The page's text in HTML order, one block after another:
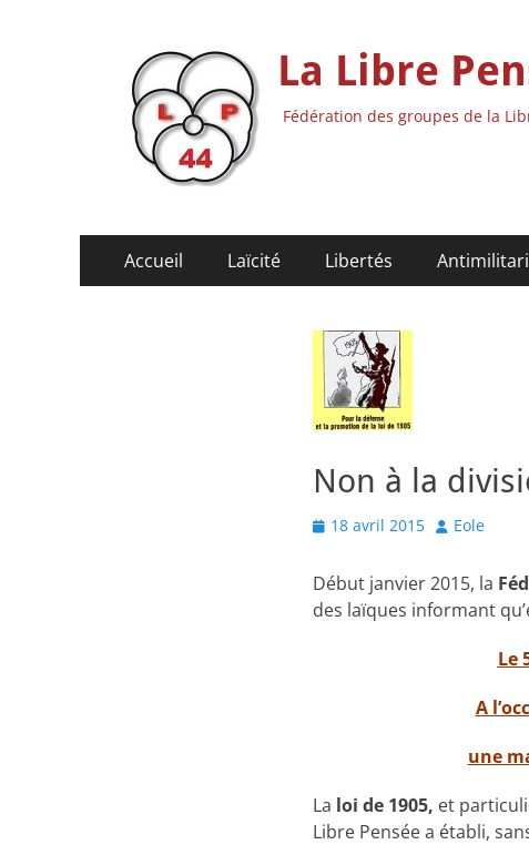
La Libre
Fédération des groupes de la
Menu
principal
Accueil Laïcité Libertés
Non à la
Posted
18 avril 2015 Author
Eole
Début janvier 2015, la
des laïques informant
Le
A
une
La loi de 1905, et
Libre Pensée a établi,